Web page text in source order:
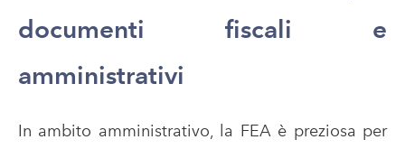
documenti fiscali e
amministrativi
In ambito amministrativo, la FEA è preziosa per